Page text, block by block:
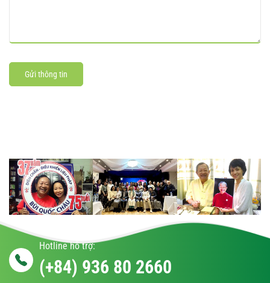
Gửi thông tin
Hotline hỗ trợ:
(+84) 936 80 2660